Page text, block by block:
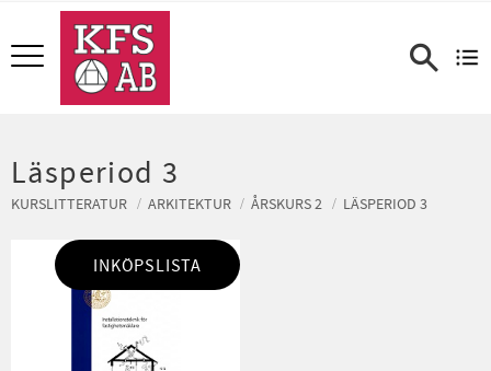
Meny
Läsperiod 3
KURSLITTERATUR ARKITEKTUR ÅRSKURS 2 LÄSPERIOD 3
INKÖPSLISTA